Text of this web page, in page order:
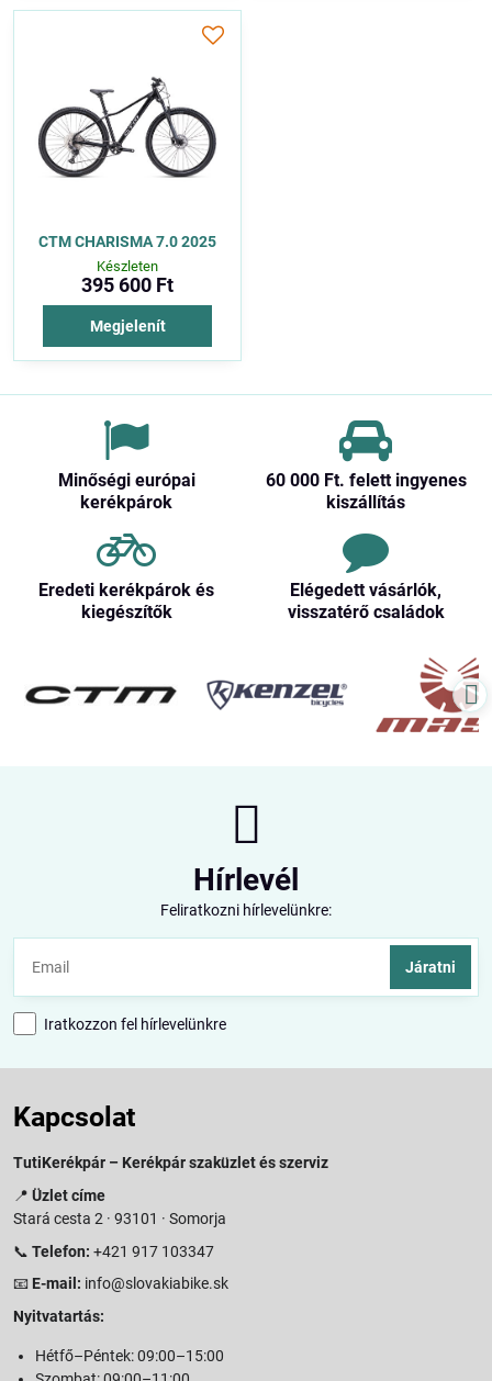
CTM CHARISMA 7.0 2025
Készleten
395 600 Ft
Megjelenít
Minőségi európai
kerékpárok
60 000 Ft​. felett ingyenes
kiszállítás
Eredeti kerékpárok és
kiegészítők
Elégedett vásárlók,
visszatérő családok
Hírlevél
Feliratkozni hírlevelünkre:
Járatni
Iratkozzon fel hírlevelünkre
Kapcsolat
TutiKerékpár – Kerékpár szaküzlet és szerviz
📍 Üzlet címe
Stará cesta 2 · 93101 · Somorja
📞 Telefon: +421 917 103347
📧 E-mail: info@slovakiabike.sk
Nyitvatartás:
Hétfő–Péntek: 09:00–15:00